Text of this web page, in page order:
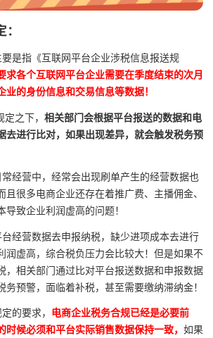
是指《互联网平台企业涉税信息报送规
求各个互联网平台企业需要在季度结束的次月
业的身份信息和交易信息等数据！
之下， 相关部门会根据平台报送的数据和电
去进行比对，如果出现差异，就会触发税务预
经营中，经常会出现刷单产生的经营数据也
且很多电商企业还存在着推广费、主播佣金、
致企业利润虚高的问题！
经营数据去申报纳税，缺少进项成本去进行
润虚高，综合税负压力会比较大！但是如果不
，相关部门通过比对平台报送数据和申报数据
务预警，面临着补税，甚至需要缴纳滞纳金！
的要求， 电商企业税务合规已经是必要前
时候必须和平台实际销售数据保持一致， 如果